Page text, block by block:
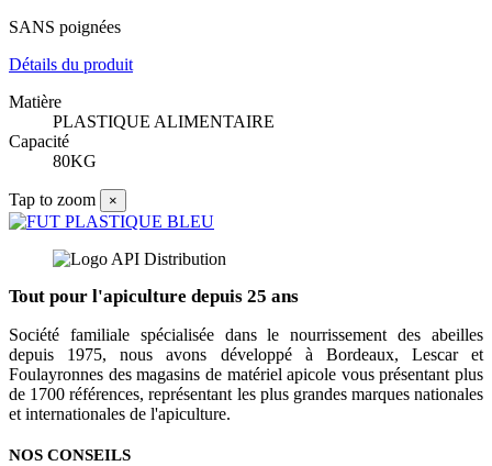
SANS poignées
Détails du produit
Matière
PLASTIQUE ALIMENTAIRE
Capacité
80KG
Tap to zoom ×
Tout pour l'apiculture depuis 25 ans
Société familiale spécialisée dans le nourrissement des abeilles
depuis 1975, nous avons développé à Bordeaux, Lescar et
Foulayronnes des magasins de matériel apicole vous présentant plus
de 1700 références, représentant les plus grandes marques nationales
et internationales de l'apiculture.
NOS CONSEILS